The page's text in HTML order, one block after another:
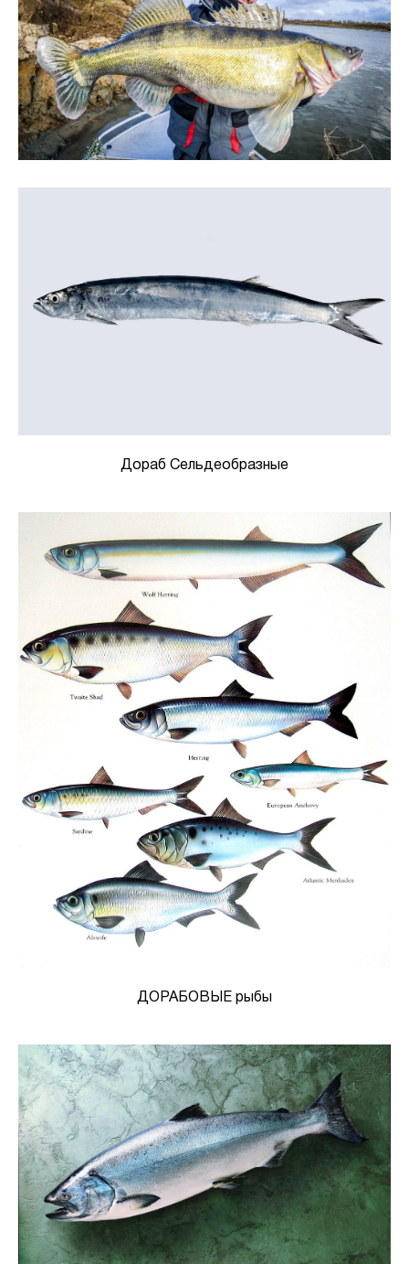
Дораб Сельдеобразные
ДОРАБОВЫЕ рыбы